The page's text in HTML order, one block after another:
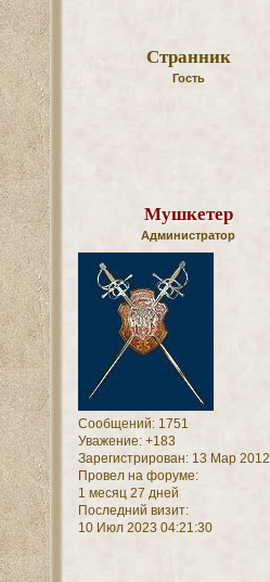
Странник
Гость
Мушкетер
Администратор
Сообщений:1751
Уважение: +183
Зарегистрирован: 13 Мар 2012
Провел на форуме:
1 месяц 27 дней
Последний визит:
10 Июл 2023 04:21:30